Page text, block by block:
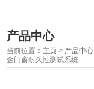
产品中心
当前位置： 主页 > 产品中心
金门窗耐久性测试系统